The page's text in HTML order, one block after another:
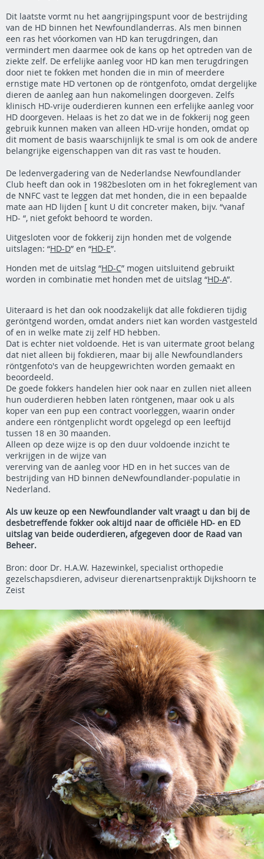
Dit laatste vormt nu het aangrijpingspunt voor de bestrijding
van de HD binnen het Newfoundlanderras. Als men binnen
een ras het vóorkomen van HD kan terugdringen, dan
vermindert men daarmee ook de kans op het optreden van de
ziekte zelf. De erfelijke aanleg voor HD kan men terugdringen
door niet te fokken met honden die in min of meerdere
ernstige mate HD vertonen op de röntgenfoto, omdat dergelijke
dieren de aanleg aan hun nakomelingen doorgeven. Zelfs
klinisch HD-vrije ouderdieren kunnen een erfelijke aanleg voor
HD doorgeven. Helaas is het zo dat we in de fokkerij nog geen
gebruik kunnen maken van alleen HD-vrije honden, omdat op
dit moment de basis waarschijnlijk te smal is om ook de andere
belangrijke eigenschappen van dit ras vast te houden.
De ledenvergadering van de Nederlandse Newfoundlander
Club heeft dan ook in 1982besloten om in het fokreglement van
de NNFC vast te leggen dat met honden, die in een bepaalde
mate aan HD lijden [ kunt U dit concreter maken, bijv. “vanaf
HD- “, niet gefokt behoord te worden.
Uitgesloten voor de fokkerij zijn honden met de volgende
uitslagen: “HD-D” en “HD-E”.
Honden met de uitslag “HD-C” mogen uitsluitend gebruikt
worden in combinatie met honden met de uitslag “HD-A”.
Uiteraard is het dan ook noodzakelijk dat alle fokdieren tijdig
geröntgend worden, omdat anders niet kan worden vastgesteld
of en in welke mate zij zelf HD hebben.
Dat is echter niet voldoende. Het is van uitermate groot belang
dat niet alleen bij fokdieren, maar bij alle Newfoundlanders
röntgenfoto's van de heupgewrichten worden gemaakt en
beoordeeld.
De goede fokkers handelen hier ook naar en zullen niet alleen
hun ouderdieren hebben laten röntgenen, maar ook u als
koper van een pup een contract voorleggen, waarin onder
andere een röntgenplicht wordt opgelegd op een leeftijd
tussen 18 en 30 maanden.
Alleen op deze wijze is op den duur voldoende inzicht te
verkrijgen in de wijze van
vererving van de aanleg voor HD en in het succes van de
bestrijding van HD binnen deNewfoundlander-populatie in
Nederland.
Als uw keuze op een Newfoundlander valt vraagt u dan bij de
desbetreffende fokker ook altijd naar de officiële HD- en ED
uitslag van beide ouderdieren, afgegeven door de Raad van
Beheer.
Bron: door Dr. H.A.W. Hazewinkel, specialist orthopedie
gezelschapsdieren, adviseur dierenartsenpraktijk Dijkshoorn te
Zeist